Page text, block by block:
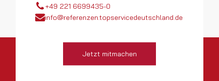
+49 221 6699435-0
info@referenzen.topservicedeutschland.de
Jetzt mitmachen